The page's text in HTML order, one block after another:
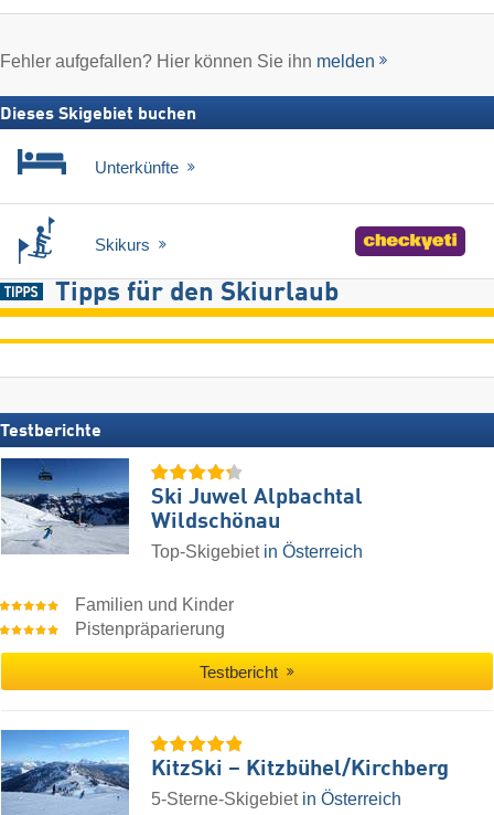
Fehler aufgefallen? Hier können Sie ihn melden
Dieses Skigebiet buchen
Unterkünfte
Skikurs
Tipps für den Skiurlaub
Testberichte
Ski Juwel Alpbachtal
Wildschönau
Top-Skigebiet in Österreich
Familien und Kinder
Pistenpräparierung
Testbericht
KitzSki – Kitzbühel/​Kirchberg
5-Sterne-Skigebiet in Österreich